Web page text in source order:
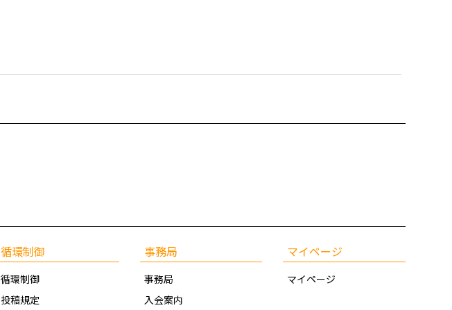
循環制御
循環制御
投稿規定
事務局
事務局
入会案内
マイページ
マイページ